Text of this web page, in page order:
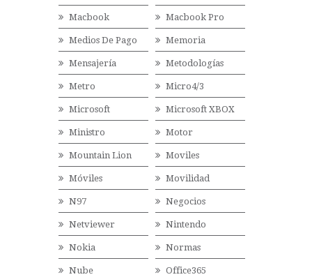
Macbook Macbook Pro
Medios De Pago Memoria
Mensajería Metodologías
Metro Micro4/3
Microsoft Microsoft XBOX
Ministro Motor
Mountain Lion Moviles
Móviles Movilidad
N97 Negocios
Netviewer Nintendo
Nokia Normas
Nube Office365